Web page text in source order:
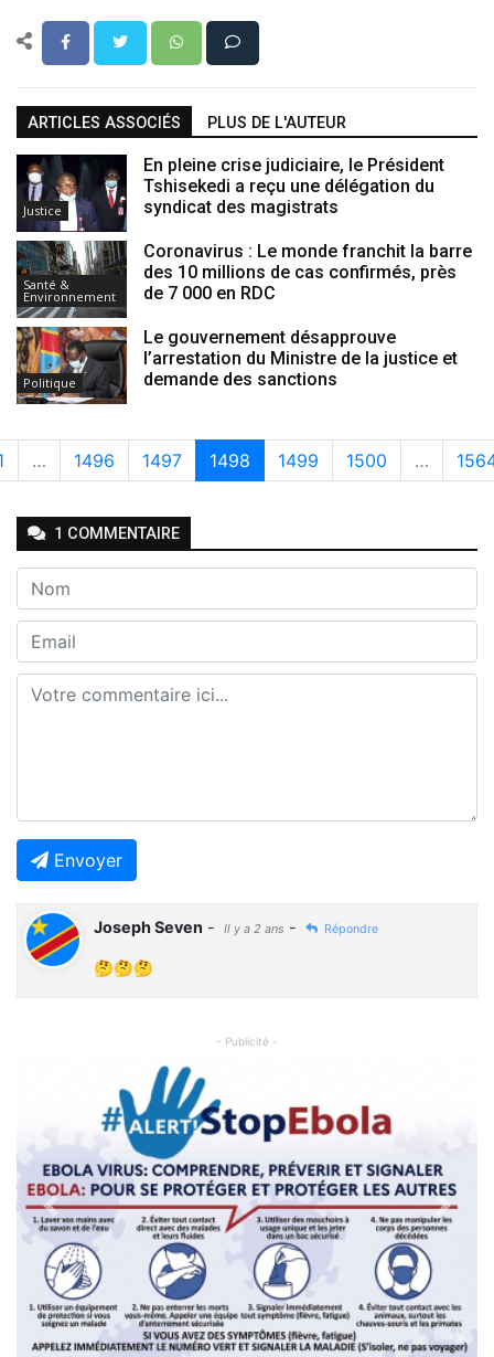
ARTICLES ASSOCIÉS PLUS DE L'AUTEUR
Justice
En pleine crise judiciaire, le Président
Tshisekedi a reçu une délégation du
syndicat des magistrats
Santé &
Environnement
Coronavirus : Le monde franchit la barre
des 10 millions de cas confirmés, près
de 7 000 en RDC
Politique
Le gouvernement désapprouve
l’arrestation du Ministre de la justice et
demande des sanctions
… 1496 1497 1498 1499 1500 …
1 COMMENTAIRE
Envoyer
Joseph Seven - Il y a 2 ans - Répondre
🤔🤔🤔
- Publicité -
Previous Next